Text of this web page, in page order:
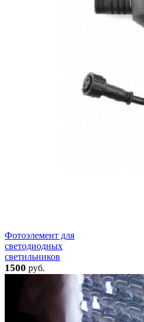
Фотоэлемент для
светодиодных
светильников
1500 руб.